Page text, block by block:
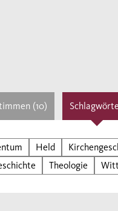
ihre Rolle in der
tief in Luthers
(10)
Held
Theologie